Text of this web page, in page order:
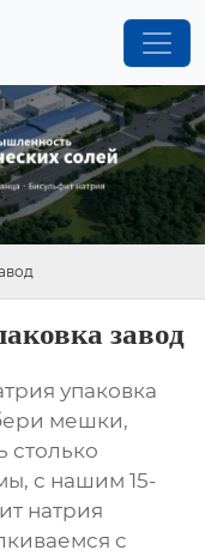
завод
упаковка
мешки,
столько
с нашим 15-
натрия
с